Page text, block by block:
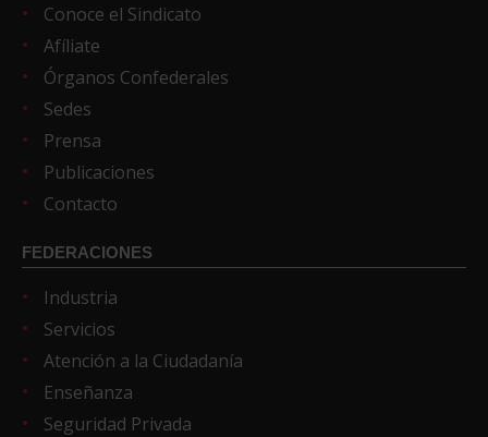
Conoce el Sindicato
Afíliate
Órganos Confederales
Sedes
Prensa
Publicaciones
Contacto
FEDERACIONES
Industria
Servicios
Atención a la Ciudadanía
Enseñanza
Seguridad Privada